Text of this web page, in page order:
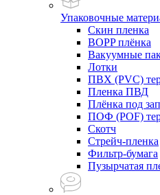
Упаковочные
Скин пленка
BOPP плёнка
Вакуумные
Лотки
ПВХ (PVC)
Пленка ПВД
Плёнка под
ПОФ (POF)
Скотч
Стрейч-пленка
Фильтр-бумага
Пузырчатая